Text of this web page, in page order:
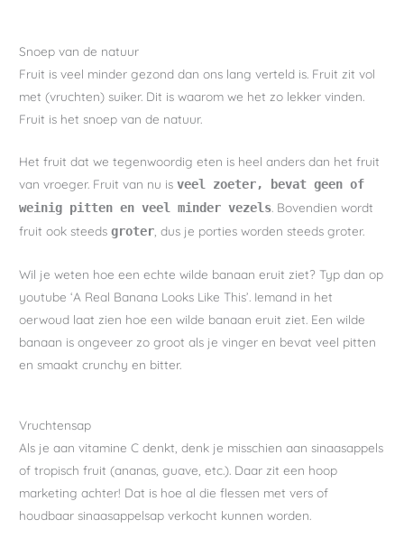
Snoep van de natuur
Fruit is veel minder gezond dan ons lang verteld is. Fruit zit vol
met (vruchten) suiker. Dit is waarom we het zo lekker vinden.
Fruit is het snoep van de natuur.
Het fruit dat we tegenwoordig eten is heel anders dan het fruit
van vroeger. Fruit van nu isveel zoeter, bevat geen of
weinig pitten en veel minder vezels. Bovendien wordt
fruit ook steedsgroter , dus je porties worden steeds groter.
Wil je weten hoe een echte wilde banaan eruit ziet? Typ dan op
youtube ‘A Real Banana Looks Like This’. Iemand in het
oerwoud laat zien hoe een wilde banaan eruit ziet. Een wilde
banaan is ongeveer zo groot als je vinger en bevat veel pitten
en smaakt crunchy en bitter.
Vruchtensap
Als je aan vitamine C denkt, denk je misschien aan sinaasappels
of tropisch fruit (ananas, guave, etc.). Daar zit een hoop
marketing achter! Dat is hoe al die flessen met vers of
houdbaar sinaasappelsap verkocht kunnen worden.